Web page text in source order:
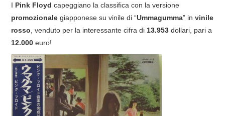
FANZINE
COVER & TRIBUTI
EVENTI
DISCOGRAFIA
I Pink Floyd capeggiano la classifica con la versione
promozionale giapponese su vinile di “Ummagumma” invinile
rosso , venduto per la interessante cifra di 13.953 dollari, pari a
12.000 euro!